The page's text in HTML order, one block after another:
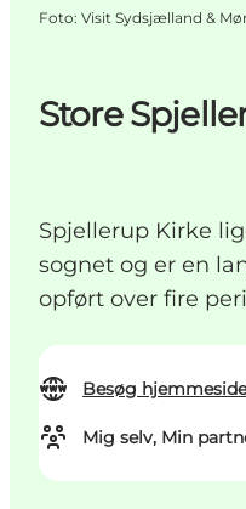
Store
Spjellerup Kirke
sognet og er en
opført over fire
Besøg hjemmeside
Mig selv, Min
Foto: Visit Sydsjælland &